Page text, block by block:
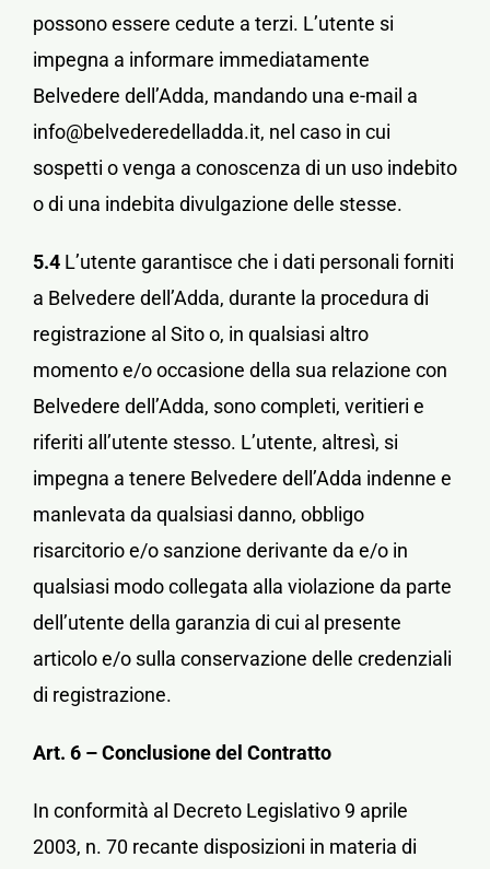
possono essere cedute a terzi. L’utente si
impegna a informare immediatamente
Belvedere dell’Adda, mandando una e-mail a
info@belvederedelladda.it, nel caso in cui
sospetti o venga a conoscenza di un uso indebito
o di una indebita divulgazione delle stesse.
5.4 L’utente garantisce che i dati personali forniti
a Belvedere dell’Adda, durante la procedura di
registrazione al Sito o, in qualsiasi altro
momento e/o occasione della sua relazione con
Belvedere dell’Adda, sono completi, veritieri e
riferiti all’utente stesso. L’utente, altresì, si
impegna a tenere Belvedere dell’Adda indenne e
manlevata da qualsiasi danno, obbligo
risarcitorio e/o sanzione derivante da e/o in
qualsiasi modo collegata alla violazione da parte
dell’utente della garanzia di cui al presente
articolo e/o sulla conservazione delle credenziali
di registrazione.
Art. 6 – Conclusione del Contratto
In conformità al Decreto Legislativo 9 aprile
2003, n. 70 recante disposizioni in materia di